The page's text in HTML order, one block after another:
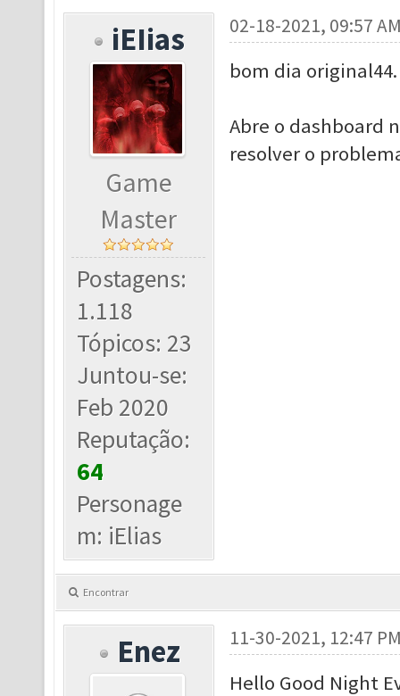
iEIias
Game
Master
Postagens:
1.118
Tópicos: 23
Juntou-se:
Feb 2020
Reputação:
64
Personage
m: iElias
02-18-2021, 09:57
bom dia original44.
Abre o dashboard
resolver o
Encontrar
Enez 11-30-2021, 12:47
Hello Good Night